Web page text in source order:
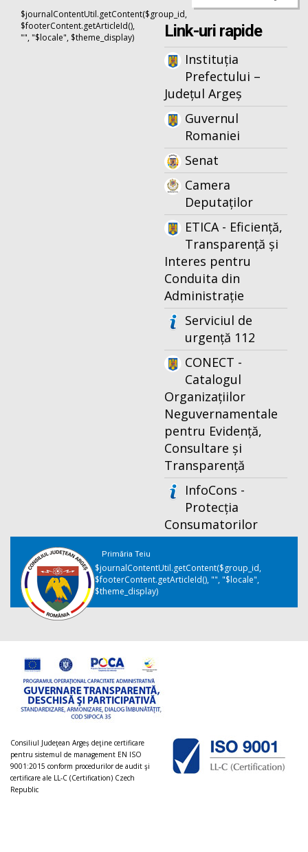
$journalContentUtil.getContent($group_id,
$footerContent.getArticleId(),
"", "$locale", $theme_display)
Link-uri rapide
Instituția
Prefectului –
Județul Argeș
Guvernul
Romaniei
Senat
Camera
Deputaților
ETICA - Eficiență,
Transparență și
Interes pentru
Conduita din
Administrație
Serviciul de
urgență 112
CONECT -
Catalogul
Organizațiilor
Neguvernamentale
pentru Evidență,
Consultare și
Transparență
InfoCons -
Protecția
Consumatorilor
Primăria Teiu
$journalContentUtil.getContent($group_id,
$footerContent.getArticleId(), "", "$locale",
$theme_display)
Consiliul Judeţean Argeș deţine certificare
pentru sistemul de management EN ISO
9001:2015 conform procedurilor de audit şi
certificare ale LL-C (Certification) Czech
Republic